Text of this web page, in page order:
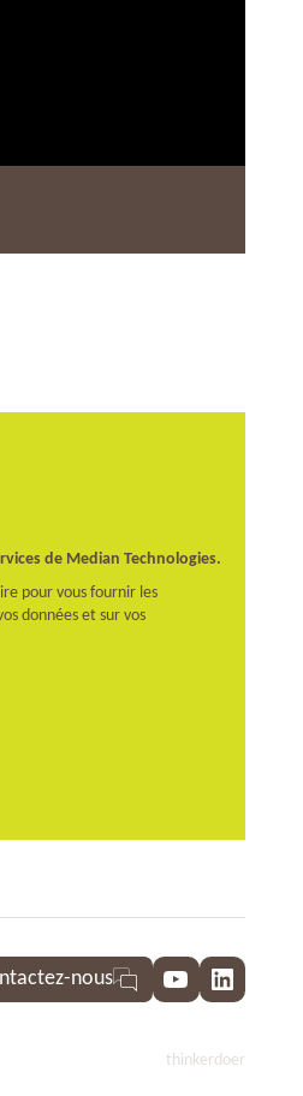
de Median Technologies.
pour vous fournir les
données et sur vos
nous YouTube
thinkerdoer